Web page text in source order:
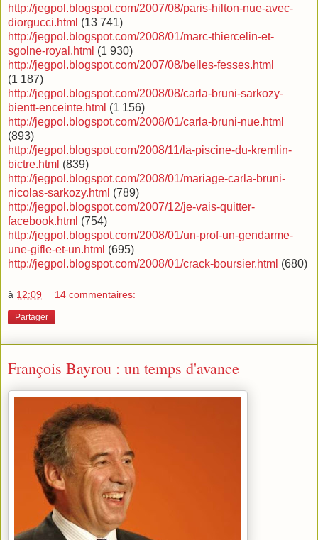
http://jegpol.blogspot.com/2007/08/paris-hilton-nue-avec-
diorgucci.html (13 741)
http://jegpol.blogspot.com/2008/01/marc-thiercelin-et-
sgolne-royal.html (1 930)
http://jegpol.blogspot.com/2007/08/belles-fesses.html
(1 187)
http://jegpol.blogspot.com/2008/08/carla-bruni-sarkozy-
bientt-enceinte.html (1 156)
http://jegpol.blogspot.com/2008/01/carla-bruni-nue.html
(893)
http://jegpol.blogspot.com/2008/11/la-piscine-du-kremlin-
bictre.html (839)
http://jegpol.blogspot.com/2008/01/mariage-carla-bruni-
nicolas-sarkozy.html (789)
http://jegpol.blogspot.com/2007/12/je-vais-quitter-
facebook.html (754)
http://jegpol.blogspot.com/2008/01/un-prof-un-gendarme-
une-gifle-et-un.html (695)
http://jegpol.blogspot.com/2008/01/crack-boursier.html (680)
à 12:09 14 commentaires:
Partager
François Bayrou : un temps d'avance